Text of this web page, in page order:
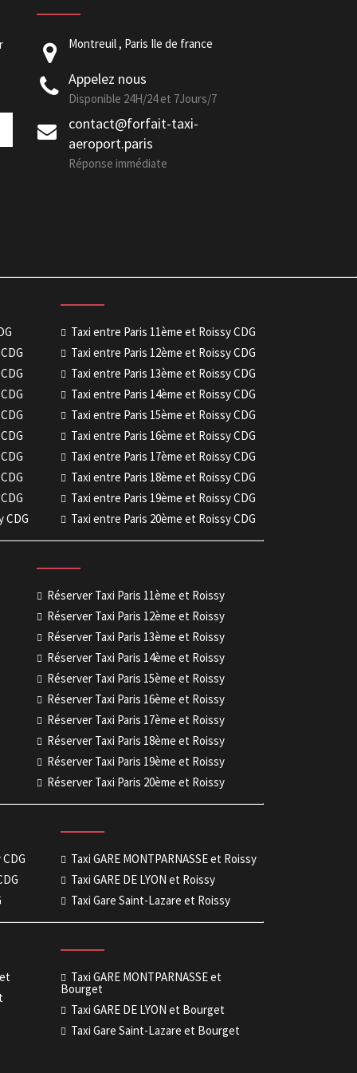
Montreuil , Paris Ile de france
Appelez nous
Disponible 24H/24 et 7Jours/7
contact@forfait-taxi-
aeroport.paris
Réponse immédiate
CDG
Taxi entre Paris 11ème et Roissy CDG
Taxi entre Paris 12ème et Roissy CDG
Taxi entre Paris 13ème et Roissy CDG
Taxi entre Paris 14ème et Roissy CDG
Taxi entre Paris 15ème et Roissy CDG
Taxi entre Paris 16ème et Roissy CDG
Taxi entre Paris 17ème et Roissy CDG
Taxi entre Paris 18ème et Roissy CDG
Taxi entre Paris 19ème et Roissy CDG
Taxi entre Paris 20ème et Roissy CDG
Réserver Taxi Paris 11ème et Roissy
Réserver Taxi Paris 12ème et Roissy
Réserver Taxi Paris 13ème et Roissy
Réserver Taxi Paris 14ème et Roissy
Réserver Taxi Paris 15ème et Roissy
Réserver Taxi Paris 16ème et Roissy
Réserver Taxi Paris 17ème et Roissy
Réserver Taxi Paris 18ème et Roissy
Réserver Taxi Paris 19ème et Roissy
Réserver Taxi Paris 20ème et Roissy
Taxi GARE MONTPARNASSE et Roissy
Taxi GARE DE LYON et Roissy
Taxi Gare Saint-Lazare et Roissy
Taxi GARE MONTPARNASSE et
Bourget
Taxi GARE DE LYON et Bourget
Taxi Gare Saint-Lazare et Bourget